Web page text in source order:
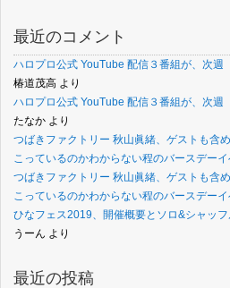
最近のコメント
ハロプロ公式 YouTube 配信３番組が、次週
椿道茂高 より
ハロプロ公式 YouTube 配信３番組が、次週
たなか より
つばきファクトリー 秋山眞緒、ゲストも含
こっているのかわからない程のバースデー
つばきファクトリー 秋山眞緒、ゲストも含
こっているのかわからない程のバースデー
ひなフェス2019、開催概要とソロ&シャッ
うーん より
最近の投稿